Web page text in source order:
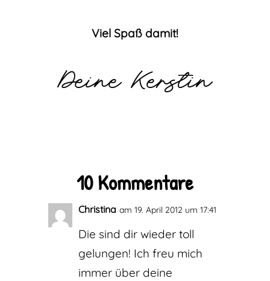
Viel Spaß damit!
Deine Kerstin
10 Kommentare
Christina am 19. April 2012 um 17:41
Die sind dir wieder toll
gelungen! Ich freu mich
immer über deine